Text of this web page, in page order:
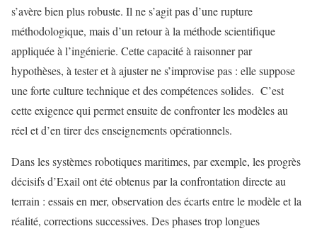
s’avère bien plus robuste. Il ne s’agit pas d’une rupture
méthodologique, mais d’un retour à la méthode scientifique
appliquée à l’ingénierie. Cette capacité à raisonner par
hypothèses, à tester et à ajuster ne s’improvise pas : elle suppose
une forte culture technique et des compétences solides. C’est
cette exigence qui permet ensuite de confronter les modèles au
réel et d’en tirer des enseignements opérationnels.
Dans les systèmes robotiques maritimes, par exemple, les progrès
décisifs d’Exail ont été obtenus par la confrontation directe au
terrain : essais en mer, observation des écarts entre le modèle et la
réalité, corrections successives. Des phases trop longues